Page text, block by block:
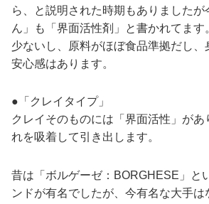
ら、と説明された時期もありました
ん」も「界面活性剤」と書かれてます
少ないし、原料がほぼ食品準拠だし、
安心感はあります。
●「クレイタイプ」
クレイそのものには「界面活性」が
れを吸着して引き出します。
昔は「ボルゲーゼ：BORGHESE」と
ンドが有名でしたが、今有名な大手